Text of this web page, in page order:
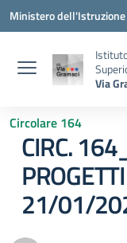
Vai ai contenuti
Vai al menu di
Vai al footer
Ministero
Via
Circolare 164
CIRC.
21/01/